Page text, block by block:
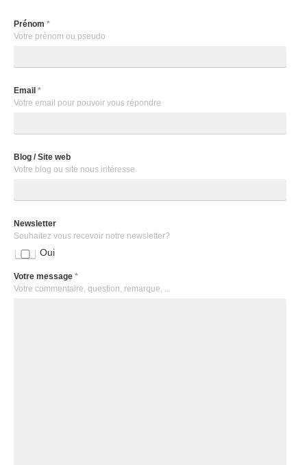
Prénom *
Votre prénom ou pseudo
Email *
Votre email pour pouvoir vous répondre
Blog / Site web
Votre blog ou site nous intéresse
Newsletter
Souhaitez vous recevoir notre newsletter?
Oui
Votre message *
Votre commentaire, question, remarque, ...